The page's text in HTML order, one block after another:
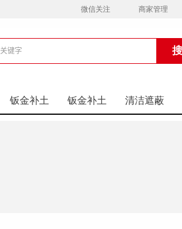
微信关注 商家管理
钣金补土 钣金补土 清洁遮蔽